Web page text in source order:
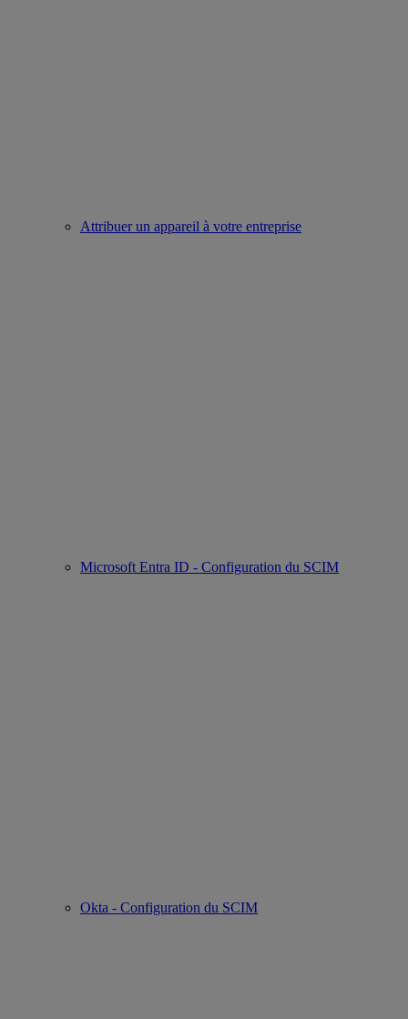
Attribuer un appareil à votre entreprise
Microsoft Entra ID - Configuration du SCIM
Okta - Configuration du SCIM